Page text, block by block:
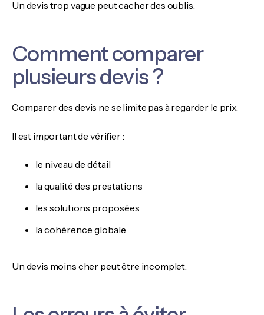
Un devis trop vague peut cacher des oublis.
Comment comparer
plusieurs devis ?
Comparer des devis ne se limite pas à regarder le prix.
Il est important de vérifier :
le niveau de détail
la qualité des prestations
les solutions proposées
la cohérence globale
Un devis moins cher peut être incomplet.